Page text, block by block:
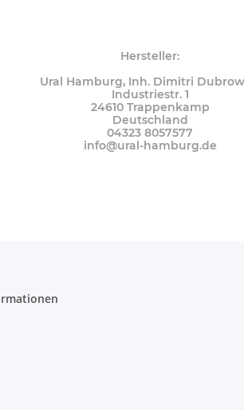
Hersteller:
Ural Hamburg, Inh. Dimitri
Industriestr. 1
24610 Trappenkamp
Deutschland
04323 8057577
info@ural-hamburg.de